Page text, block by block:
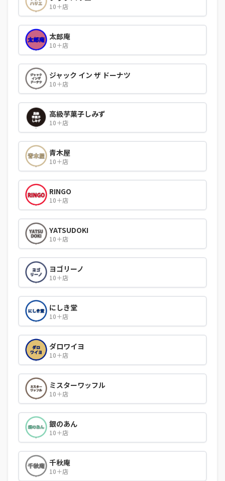
10＋店
太郎庵
10＋店
ジャック イン ザ ドーナツ
10＋店
高級芋菓子しみず
10＋店
青木屋
10＋店
RINGO
10＋店
YATSUDOKI
10＋店
ヨゴリーノ
10＋店
にしき堂
10＋店
ダロワイヨ
10＋店
ミスターワッフル
10＋店
銀のあん
10＋店
千秋庵
10＋店